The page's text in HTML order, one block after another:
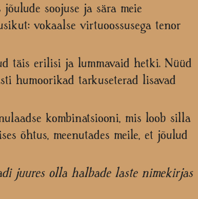
soojuse ja sära meie
vokaalse virtuoossusega tenor
täis erilisi ja lummavaid hetki. Nüüd
humoorikad tarkuseterad lisavad
kombinatsiooni, mis loob silla
õhtus, meenutades meile, et jõulud
juures olla halbade laste nimekirjas